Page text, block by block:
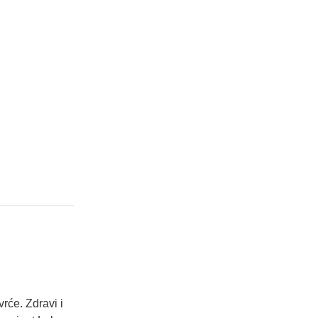
Zdravi i